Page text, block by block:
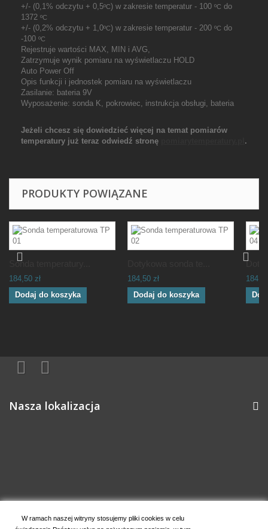
+/- (0,1% odczytu + 0,5ºC) w zakresie temperatur - 100 ºC do
1372 ºC
+/- (0,2% odczytu + 1,0ºC) w zakresie temperatur - 200 ºC do
-100 ºC
Rejestruje wartości MAX, MIN i AVG,
Zatrzymuje wynik pomiaru na wyświetlaczu HOLD
Auto Power Off
Opis funkcji i jednostek pomiaru na wyświetlaczu
Zasilanie: bateria 9V
Wyposażenie: sonda K, pokrowiec, instrukcja obsługi, bateria
Jeżeli chcesz się dowiedzieć więcej na temat pomiarów
temperatury już teraz odwiedź stronę
.
PRODUKTY POWIĄZANE
Sonda temperatury...
184,50 zł
Dodaj do koszyka
184,50 zł
Dodaj do koszyka
W ramach naszej witryny stosujemy pliki cookies w celu
Nasza lokalizacja